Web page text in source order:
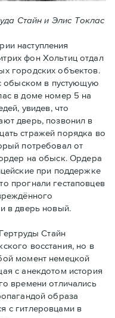
Стайн и Элис Токлас
наступления
фон Хольтиц отдал
городских объектов.
обыском в пустующую
в домe номер 5 на
увидев, что
дверь, позвонил в
стражей порядка во
потребовал от
на обыск. Ордера
при поддержке
прогнали гестаповцев
в дверь новый.
Стайн
восстания, но в
момент немецкой
с анекдотом история
времени отличались
образа
с гитлеровцами в